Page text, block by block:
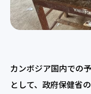
カンボジア国内での
として、政府保健省